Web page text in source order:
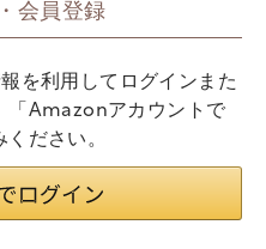
会員登録
を利用してログインまた
「Amazonアカウントで
ださい。